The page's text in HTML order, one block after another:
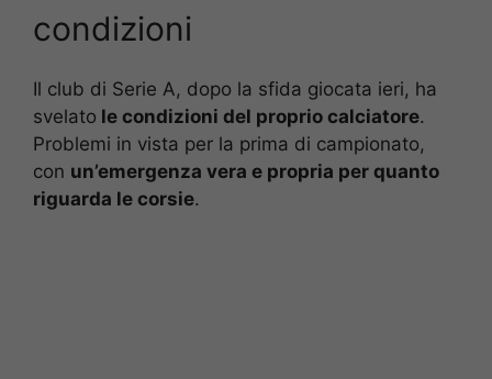
condizioni
Il club di Serie A, dopo la sfida giocata ieri, ha
svelato le condizioni del proprio calciatore.
Problemi in vista per la prima di campionato,
con un’emergenza vera e propria per quanto
riguarda le corsie.